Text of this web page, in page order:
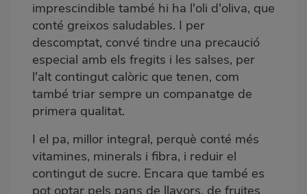
imprescindible també hi ha l'oli d'oliva, que
conté greixos saludables. I per
descomptat, convé tindre una precaució
especial amb els fregits i les salses, per
l'alt contingut calòric que tenen, com
també triar sempre un companatge de
primera qualitat.
I el pa, millor integral, perquè conté més
vitamines, minerals i fibra, i reduir el
contingut de sucre. Encara que també es